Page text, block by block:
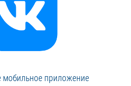
мобильное приложение